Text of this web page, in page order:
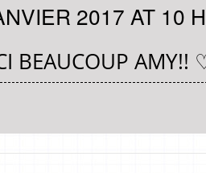
2017 AT 10
BEAUCOUP AMY!!